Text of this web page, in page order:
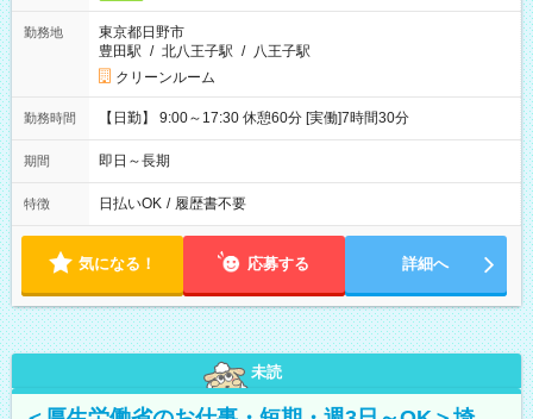
勤務地
東京都日野市
豊田駅 / 北八王子駅 / 八王子駅
クリーンルーム
勤務時間 【日勤】 9:00～17:30 休憩60分 [実働]7時間30分
期間 即日～長期
特徴 日払いOK / 履歴書不要
気になる！ 応募する 詳細へ
未読